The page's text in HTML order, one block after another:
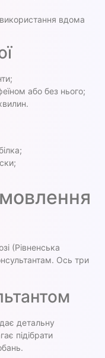
вдома
або без нього;
(Рівненська
Ось три
детальну
підібрати